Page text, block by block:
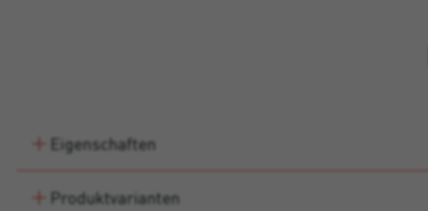
Eigenschaften
Produktvarianten